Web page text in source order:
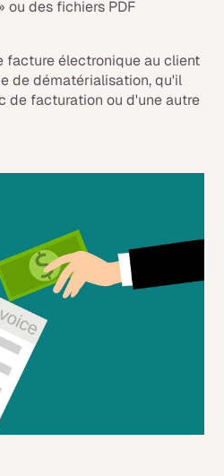
ou des fichiers PDF
facture électronique au client
de dématérialisation, qu'il
de facturation ou d'une autre